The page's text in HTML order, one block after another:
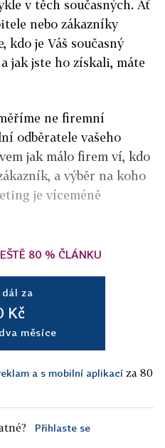
v těch současných. Ať
nebo zákazníky
kdo je Váš současný
jak jste ho získali, máte
ne firemní
odběratele vašeho
jak málo firem ví, kdo
a výběr na koho
je víceméně
80 % ČLÁNKU
za
Kč
měsíce
a s mobilní aplikací za 80
Přihlaste se